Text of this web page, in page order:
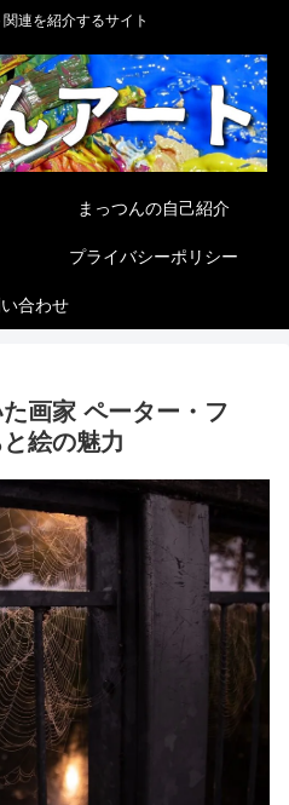
連を紹介するサイト
まっつんの自己紹介
プライバシーポリシー
合わせ
画家 ペーター・フ
絵の魅力